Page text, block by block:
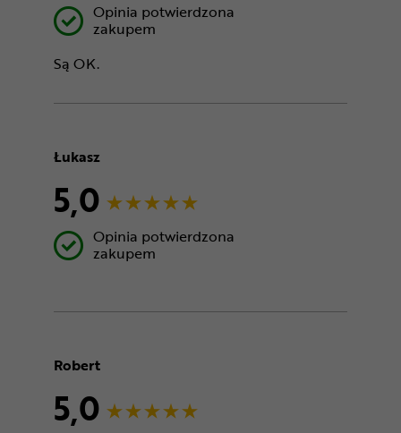
Opinia potwierdzona
zakupem
Są OK.
Łukasz
5,0
Opinia potwierdzona
zakupem
Robert
5,0